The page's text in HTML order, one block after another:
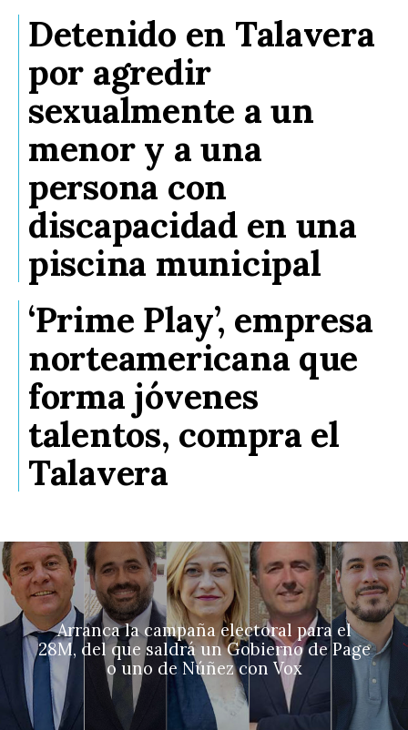
Detenido en Talavera
por agredir
sexualmente a un
menor y a una
persona con
discapacidad en una
piscina municipal
‘Prime Play’, empresa
norteamericana que
forma jóvenes
talentos, compra el
Talavera
Arranca la campaña electoral para el
28M, del que saldrá un Gobierno de Page
o uno de Núñez con Vox